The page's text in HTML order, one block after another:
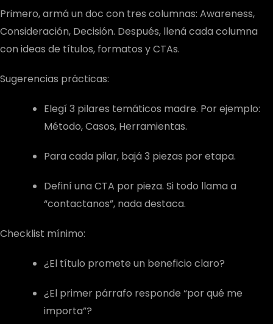
Primero, armá un doc con tres columnas: Awareness,
Consideración, Decisión. Después, llená cada columna
con ideas de títulos, formatos y CTAs.
Sugerencias prácticas:
Elegí 3 pilares temáticos madre. Por ejemplo:
Método, Casos, Herramientas.
Para cada pilar, bajá 3 piezas por etapa.
Definí una CTA por pieza. Si todo llama a
“contactanos”, nada destaca.
Checklist mínimo:
¿El título promete un beneficio claro?
¿El primer párrafo responde “por qué me
importa”?